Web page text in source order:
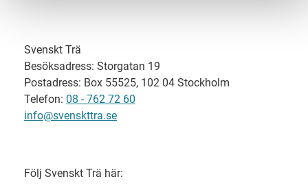
Svenskt Trä
Besöksadress: Storgatan 19
Postadress: Box 55525, 102 04 Stockholm
Telefon: 08 - 762 72 60
info@svenskttra.se
Följ Svenskt Trä här: